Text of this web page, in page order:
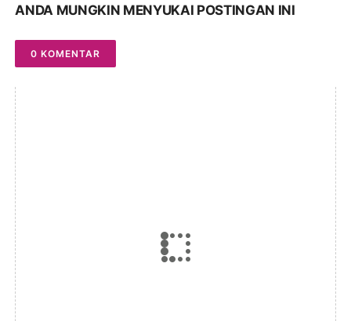
ANDA MUNGKIN MENYUKAI POSTINGAN INI
0 KOMENTAR